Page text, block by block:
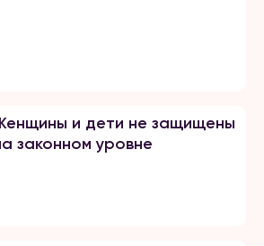
и дети не защищены
законном уровне